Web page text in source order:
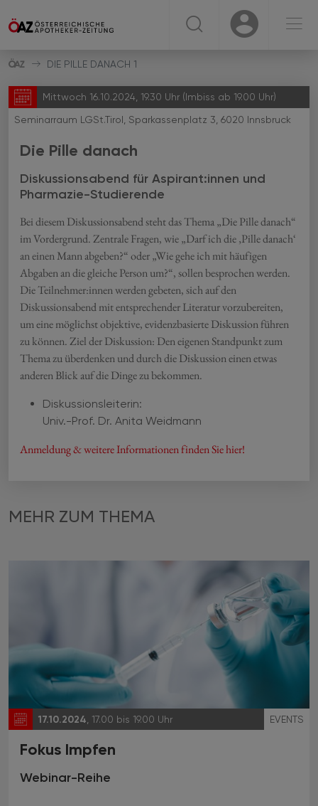
USER USER ☰
DIE PILLE DANACH 1
Mittwoch 16.10.2024, 19.30 Uhr (Imbiss ab 19.00 Uhr)
Seminarraum LGSt.Tirol, Sparkassenplatz 3, 6020 Innsbruck
Die Pille danach
Diskussionsabend für Aspirant:innen und
Pharmazie-Studierende
Bei diesem Diskussionsabend steht das Thema „Die Pille danach“
im Vordergrund. Zentrale Fragen, wie „Darf ich die ‚Pille danach‘
an einen Mann abgeben?“ oder „Wie gehe ich mit häufigen
Abgaben an die gleiche Person um?“, sollen besprochen werden.
Die Teilnehmer:innen werden gebeten, sich auf den
Diskussionsabend mit entsprechender Literatur vorzubereiten,
um eine möglichst objektive, evidenzbasierte Diskussion führen
zu können. Ziel der Diskussion: Den eigenen Standpunkt zum
Thema zu überdenken und durch die Diskussion einen etwas
anderen Blick auf die Dinge zu bekommen.
Diskussionsleiterin:
Univ.-Prof. Dr. Anita Weidmann
Anmeldung & weitere Informationen finden Sie hier!
MEHR ZUM THEMA
17.10.2024 , 17.00 bis 19.00 Uhr EVENTS
Fokus Impfen
Webinar-Reihe